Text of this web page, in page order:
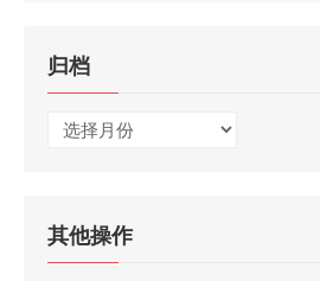
归档
归
其他操作